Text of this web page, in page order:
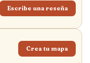
Escribe una reseña
Crea tu mapa